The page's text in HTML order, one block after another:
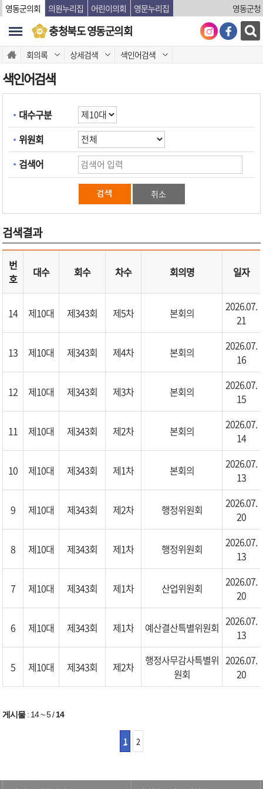
본문바로가기
영동군의회 의원누리집 어린이의회 영문누리집 영동군청
충청북도 영동군의회
회의록 상세검색 색인어검색
색인어검색
대수구분
위원회
검색어
취소
검색결과
번
호
대수 회수 차수 회의명 일자
14 제10대 제343회 제5차 본회의
2026.07.
21
13 제10대 제343회 제4차 본회의
2026.07.
16
12 제10대 제343회 제3차 본회의
2026.07.
15
11 제10대 제343회 제2차 본회의
2026.07.
14
10 제10대 제343회 제1차 본회의
2026.07.
13
9 제10대 제343회 제2차 행정위원회
2026.07.
20
8 제10대 제343회 제1차 행정위원회
2026.07.
13
7 제10대 제343회 제1차 산업위원회
2026.07.
20
6 제10대 제343회 제1차 예산결산특별위원회 2026.07.
13
5 제10대 제343회 제2차
행정사무감사특별위
원회
2026.07.
20
게시물: 14 ~ 5/14
1 2